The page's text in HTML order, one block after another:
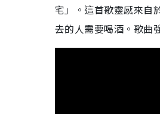
宅」。這首歌靈感來自
去的人需要喝酒。歌曲